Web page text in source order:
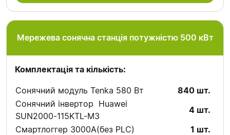
Мережева сонячна станція потужністю 500 кВт
Комплектація та кількість:
Сонячний модуль Tenka 580 Вт
840 шт.
Сонячний інвертор Huawei
SUN2000-115KTL-M3
4 шт.
Смартлоггер 3000А(без PLC)
1 шт.